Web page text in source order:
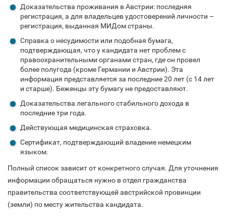
Доказательства проживания в Австрии: последняя
регистрация, а для владельцев удостоверений личности –
регистрация, выданная МИДом страны.
Справка о несудимости или подобная бумага,
подтверждающая, что у кандидата нет проблем с
правоохранительными органами стран, где он провел
более полугода (кроме Германии и Австрии). Эта
информация представляется за последние 20 лет (с 14 лет
и старше). Беженцы эту бумагу не предоставляют.
Доказательства легального стабильного дохода в
последние три года.
Действующая медицинская страховка.
Сертификат, подтверждающий владение немецким
языком.
Полный список зависит от конкретного случая. Для уточнения
информации обращаться нужно в отдел гражданства
правительства соответствующей австрийской провинции
(земли) по месту жительства кандидата.